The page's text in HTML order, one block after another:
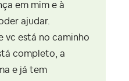
em mim e à
ajudar.
vc está no caminho
completo, a
e já tem